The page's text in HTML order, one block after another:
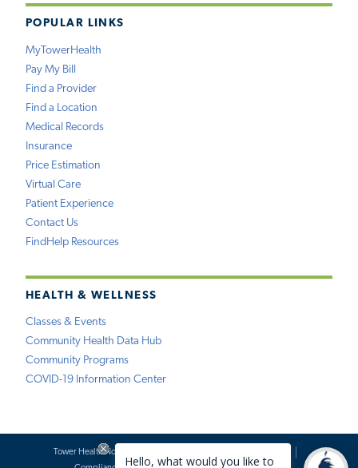
POPULAR LINKS
MyTowerHealth
Pay My Bill
Find a Provider
Find a Location
Medical Records
Insurance
Price Estimation
Virtual Care
Patient Experience
Contact Us
FindHelp Resources
HEALTH & WELLNESS
Classes & Events
Community Health Data Hub
Community Programs
COVID-19 Information Center
Tower Health Notice of Privacy Practices